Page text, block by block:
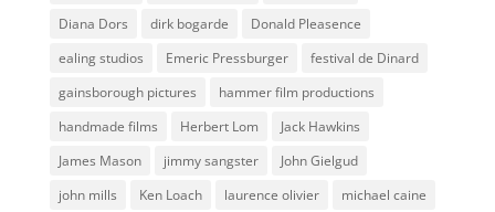
Diana Dors
dirk bogarde
Donald Pleasence
ealing studios
Emeric Pressburger
festival de Dinard
gainsborough pictures
hammer film productions
handmade films
Herbert Lom
Jack Hawkins
James Mason
jimmy sangster
John Gielgud
john mills
Ken Loach laurence olivier
michael caine